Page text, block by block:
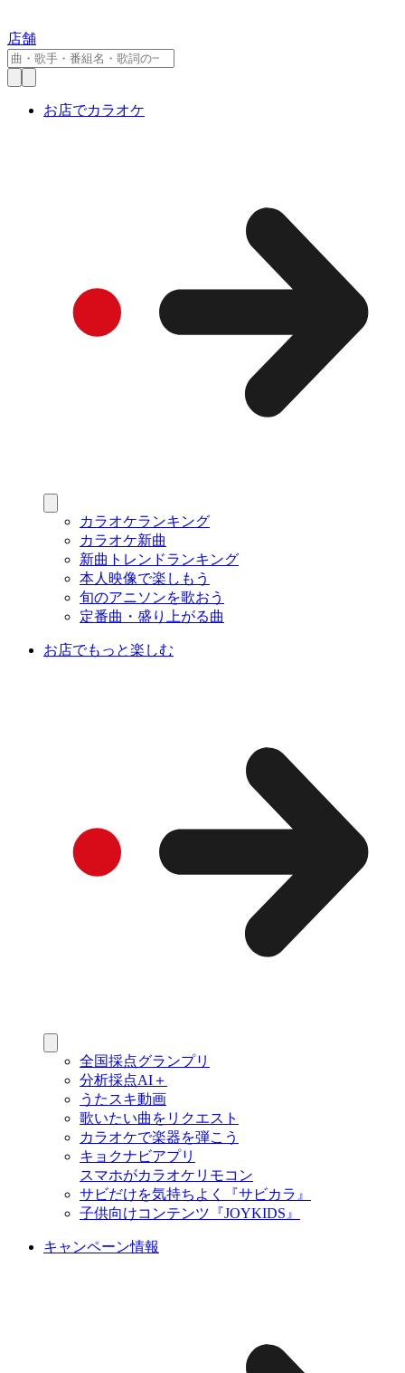
店舗
お店でカラオケ
カラオケランキング
カラオケ新曲
新曲トレンドランキング
本人映像で楽しもう
旬のアニソンを歌おう
定番曲・盛り上がる曲
お店でもっと楽しむ
全国採点グランプリ
分析採点AI＋
うたスキ動画
歌いたい曲をリクエスト
カラオケで楽器を弾こう
キョクナビアプリ
スマホがカラオケリモコン
サビだけを気持ちよく『サビカラ』
子供向けコンテンツ『JOYKIDS』
キャンペーン情報